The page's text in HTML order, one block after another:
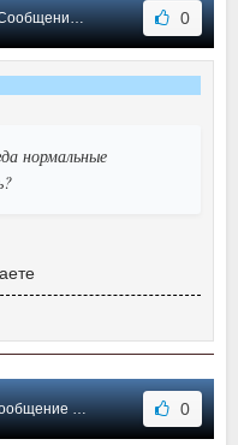
#131 0
нормальные
#130 0